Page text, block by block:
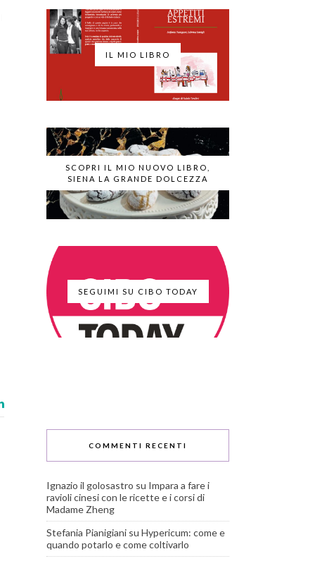
IL MIO LIBRO
SCOPRI IL MIO NUOVO LIBRO,
SIENA LA GRANDE DOLCEZZA
SEGUIMI SU CIBO TODAY
COMMENTI RECENTI
Ignazio il golosastro su Impara a fare i
ravioli cinesi con le ricette e i corsi di
Madame Zheng
Stefania Pianigiani su Hypericum: come e
quando potarlo e come coltivarlo